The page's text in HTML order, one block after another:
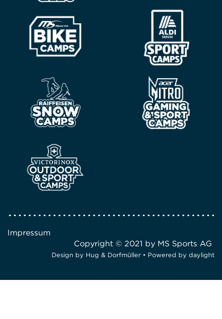
Impressum
Copyright © 2021 by MS Sports AG
Design by Hug & Dorfmüller • Powered by daylight